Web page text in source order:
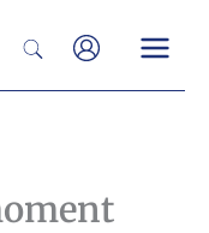
Zoeken